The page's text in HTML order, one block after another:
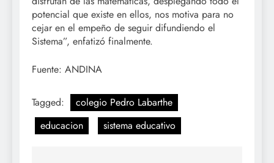
potencial que existe en ellos, nos motiva para no
cejar en el empeño de seguir difundiendo el
Sistema”, enfatizó finalmente.
Fuente: ANDINA
Tagged:
colegio Pedro Labarthe
educacion
sistema educativo